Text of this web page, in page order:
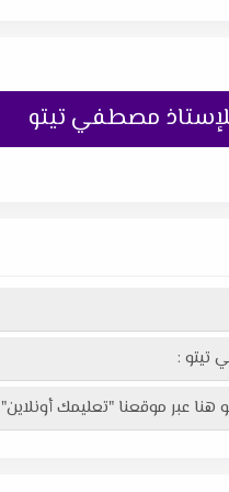
مصطفي تيتو
تيتو :
عبر موقعنا "تعليمك أونلاين"